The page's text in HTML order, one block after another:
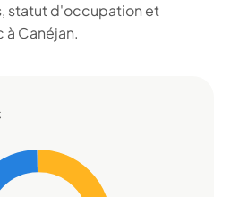
statut d'occupation et
Canéjan.